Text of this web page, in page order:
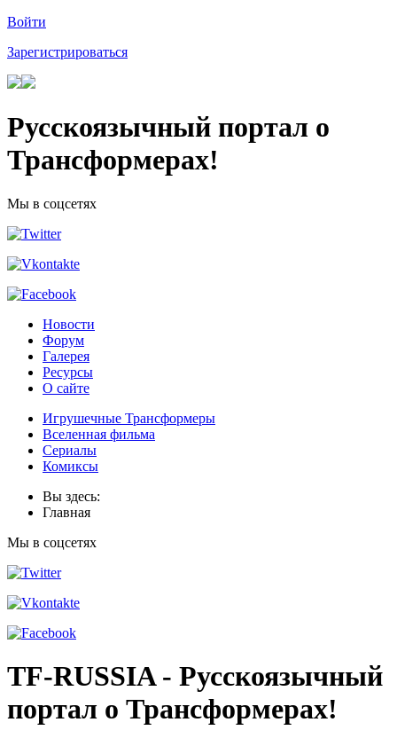
Войти
Зарегистрироваться
Русскоязычный портал о
Трансформерах!
Мы в соцсетях
Новости
Форум
Галерея
Ресурсы
О сайте
Игрушечные Трансформеры
Вселенная фильма
Сериалы
Комиксы
Вы здесь:
Главная
Мы в соцсетях
TF-RUSSIA - Русскоязычный
портал о Трансформерах!